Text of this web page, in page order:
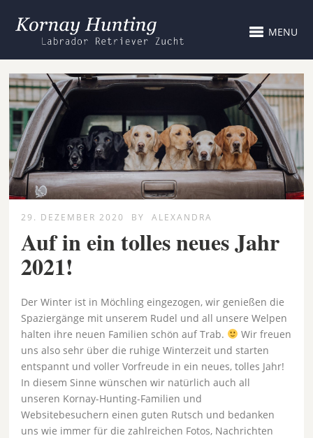
MENU
29. DEZEMBER 2020 BY ALEXANDRA
Auf in ein tolles neues Jahr
2021!
Der Winter ist in Möchling eingezogen, wir genießen die
Spaziergänge mit unserem Rudel und all unsere Welpen
halten ihre neuen Familien schön auf Trab.
Wir freuen
uns also sehr über die ruhige Winterzeit und starten
entspannt und voller Vorfreude in ein neues, tolles Jahr!
In diesem Sinne wünschen wir natürlich auch all
unseren Kornay-Hunting-Familien und
Websitebesuchern einen guten Rutsch und bedanken
uns wie immer für die zahlreichen Fotos, Nachrichten